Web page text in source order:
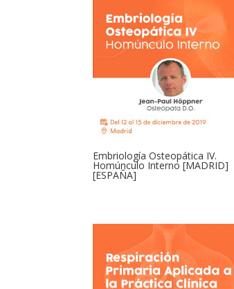
Embriología Osteopática IV.
Homúnculo Interno [MADRID]
[ESPAÑA]